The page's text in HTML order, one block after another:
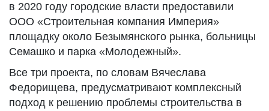
в 2020 году городские власти предоставили
ООО «Строительная компания Империя»
площадку около Безымянского рынка, больницы
Семашко и парка «Молодежный».
Все три проекта, по словам Вячеслава
Федорищева, предусматривают комплексный
подход к решению проблемы строительства в